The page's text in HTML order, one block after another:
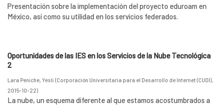
Presentación sobre la implementación del proyecto eduroam en
México, así como su utilidad en los servicios federados.
Oportunidades de las IES en los Servicios de la Nube Tecnológica
2
Lara Peniche, Yesli (Corporación Universitaria para el Desarrollo de Internet (CUDI),
2015-10-22)
La nube, un esquema diferente al que estamos acostumbrados a